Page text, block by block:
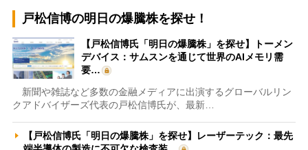
戸松信博の明日の爆騰株を探せ！
【戸松信博氏「明日の爆騰株」を探せ】トーメン
デバイス：サムスンを通じて世界のAIメモリ需
要…
新聞や雑誌など多数の金融メディアに出演するグローバルリン
クアドバイザーズ代表の戸松信博氏が、最新…
【戸松信博氏「明日の爆騰株」を探せ】レーザーテック：最先